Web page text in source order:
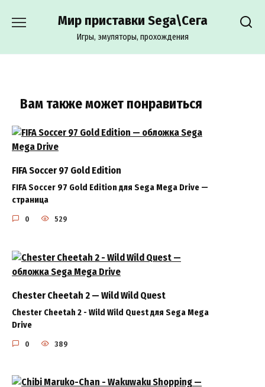
Мир приставки Sega\Сега
Игры, эмуляторы, прохождения
Вам также может понравиться
FIFA Soccer 97 Gold Edition
FIFA Soccer 97 Gold Edition для Sega Mega Drive —
страница
0 529
Chester Cheetah 2 — Wild Wild Quest
Chester Cheetah 2 - Wild Wild Quest для Sega Mega
Drive
0 389